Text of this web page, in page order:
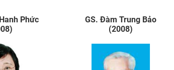
Phức
GS. Đàm Trung Bảo
(2008)